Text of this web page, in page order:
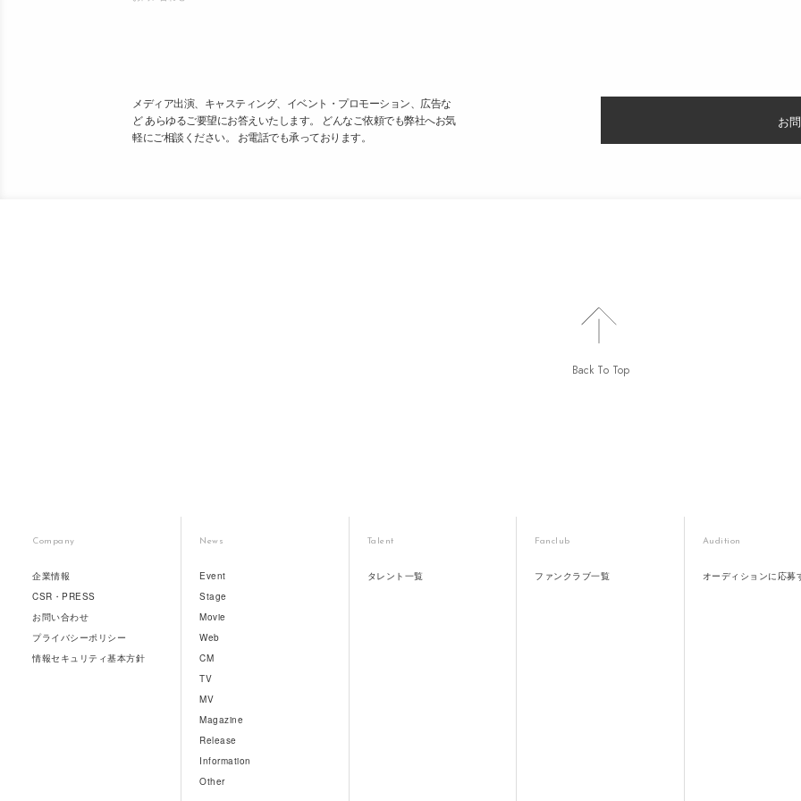
メディア出演、キャスティング、イベント・プロモーション、広告な
ど あらゆるご要望にお答えいたします。 どんなご依頼でも弊社へお気
軽にご相談ください。 お電話でも承っております。
お
Back To Top
Company
企業情報
CSR・PRESS
お問い合わせ
プライバシーポリシー
情報セキュリティ基本方針
News
Event
Stage
Movie
Web
CM
TV
MV
Magazine
Release
Information
Other
Talent
タレント一覧
Fanclub
ファンクラブ一覧
Audition
オーディションに応募